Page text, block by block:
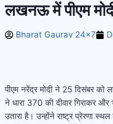
लखनऊ में पीएम
Bharat Gaurav 24x7
पीएम नरेंद्र मोदी ने 25 दिसंबर
ने धारा 370 की दीवार गिराकर
उतारा है। उन्होंने राष्ट्र प्रेरणा स्थल